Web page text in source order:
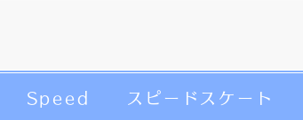
Speed スピードスケート